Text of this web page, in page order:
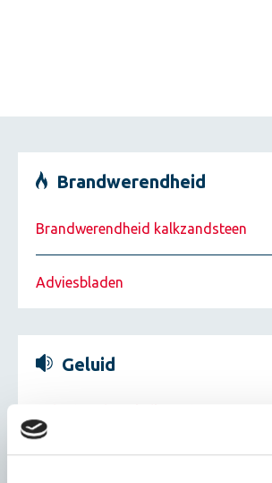
Brandwerendheid
Brandwerendheid kalkzandsteen
Adviesbladen
Geluid